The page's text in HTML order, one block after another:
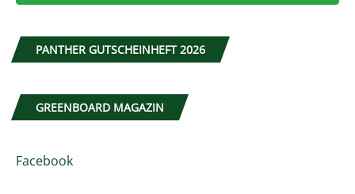
PANTHER GUTSCHEINHEFT 2026
GREENBOARD MAGAZIN
Facebook